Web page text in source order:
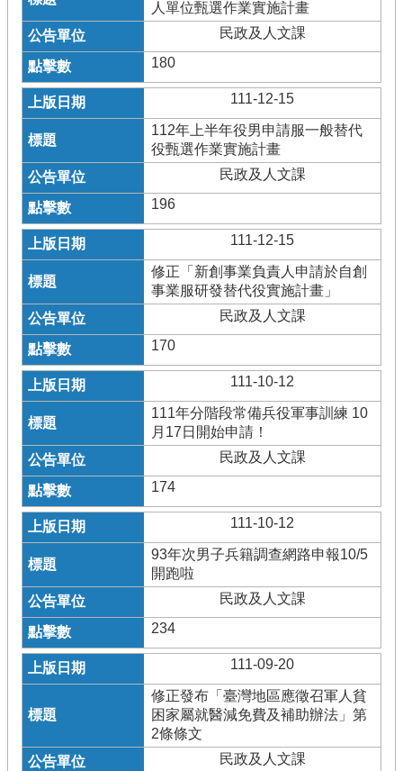
人單位甄選作業實施計畫
民政及人文課
180
111-12-15
112年上半年役男申請服一般替代
役甄選作業實施計畫
民政及人文課
196
111-12-15
修正「新創事業負責人申請於自創
事業服研發替代役實施計畫」
民政及人文課
170
111-10-12
111年分階段常備兵役軍事訓練 10
月17日開始申請！
民政及人文課
174
111-10-12
93年次男子兵籍調查網路申報10/5
開跑啦
民政及人文課
234
111-09-20
修正發布「臺灣地區應徵召軍人貧
困家屬就醫減免費及補助辦法」第
2條條文
民政及人文課